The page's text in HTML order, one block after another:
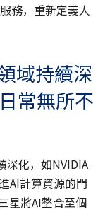
務，重新定義人
域持續深
常無所不
深化，如NVIDIA
AI計算資源的門
星將AI整合至個